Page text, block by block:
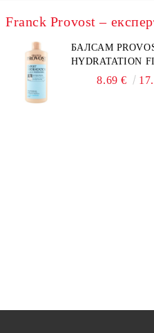
БАЛСАМ
HYDRATATION
8.69 €